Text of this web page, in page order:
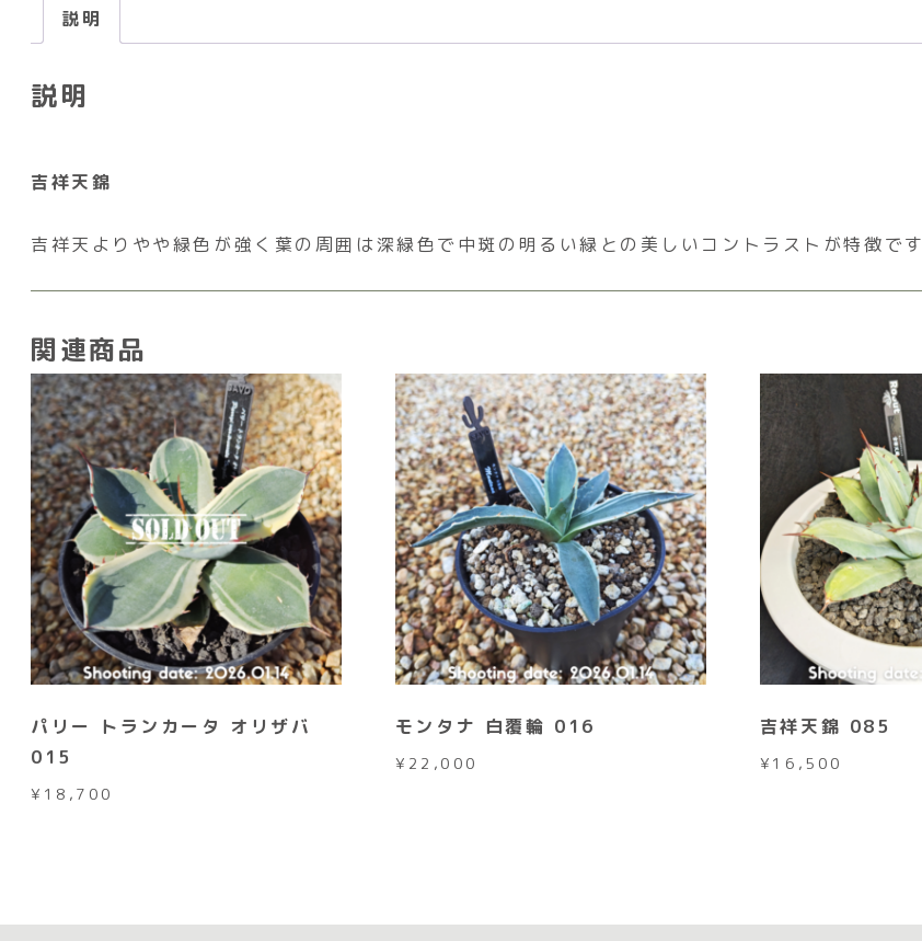
説明
説明
吉祥天錦
吉祥天よりやや緑色が強く葉の周囲は深緑色で中斑の明るい緑との美しいコントラストが特徴です
関連商品
パリー トランカータ オリザバ
015
¥ 18,700
モンタナ 白覆輪 016
¥ 22,000
吉祥天錦 085
¥ 16,500